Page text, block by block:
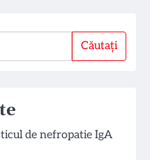
Căutați
de nefropatie IgA